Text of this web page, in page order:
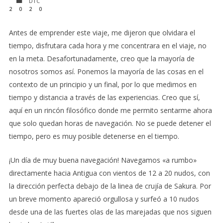
2020
Antes de emprender este viaje, me dijeron que olvidara el
tiempo, disfrutara cada hora y me concentrara en el viaje, no
en la meta. Desafortunadamente, creo que la mayoría de
nosotros somos así. Ponemos la mayoría de las cosas en el
contexto de un principio y un final, por lo que medimos en
tiempo y distancia a través de las experiencias. Creo que sí,
aquí en un rincón filosófico donde me permito sentarme ahora
que solo quedan horas de navegación. No se puede detener el
tiempo, pero es muy posible detenerse en el tiempo.
¡Un día de muy buena navegación! Navegamos «a rumbo»
directamente hacia Antigua con vientos de 12 a 20 nudos, con
la dirección perfecta debajo de la linea de crujía de Sakura. Por
un breve momento apareció orgullosa y surfeó a 10 nudos
desde una de las fuertes olas de las marejadas que nos siguen